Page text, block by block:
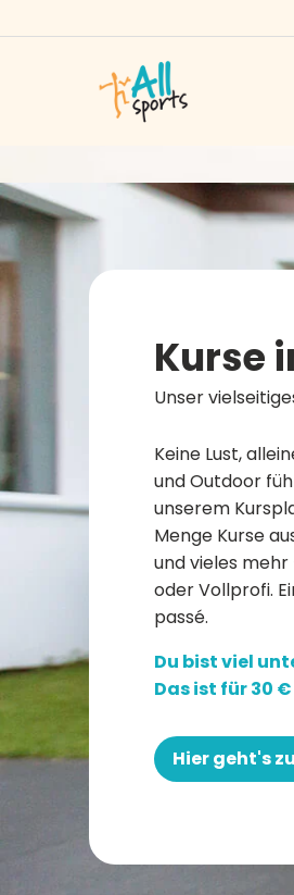
Kurse
Unser
Keine Lust,
und Outdoor
unserem
Menge Kurse
und vieles
oder Vollprofi.
passé.
Du bist viel
Das ist für 30
Hier geht's